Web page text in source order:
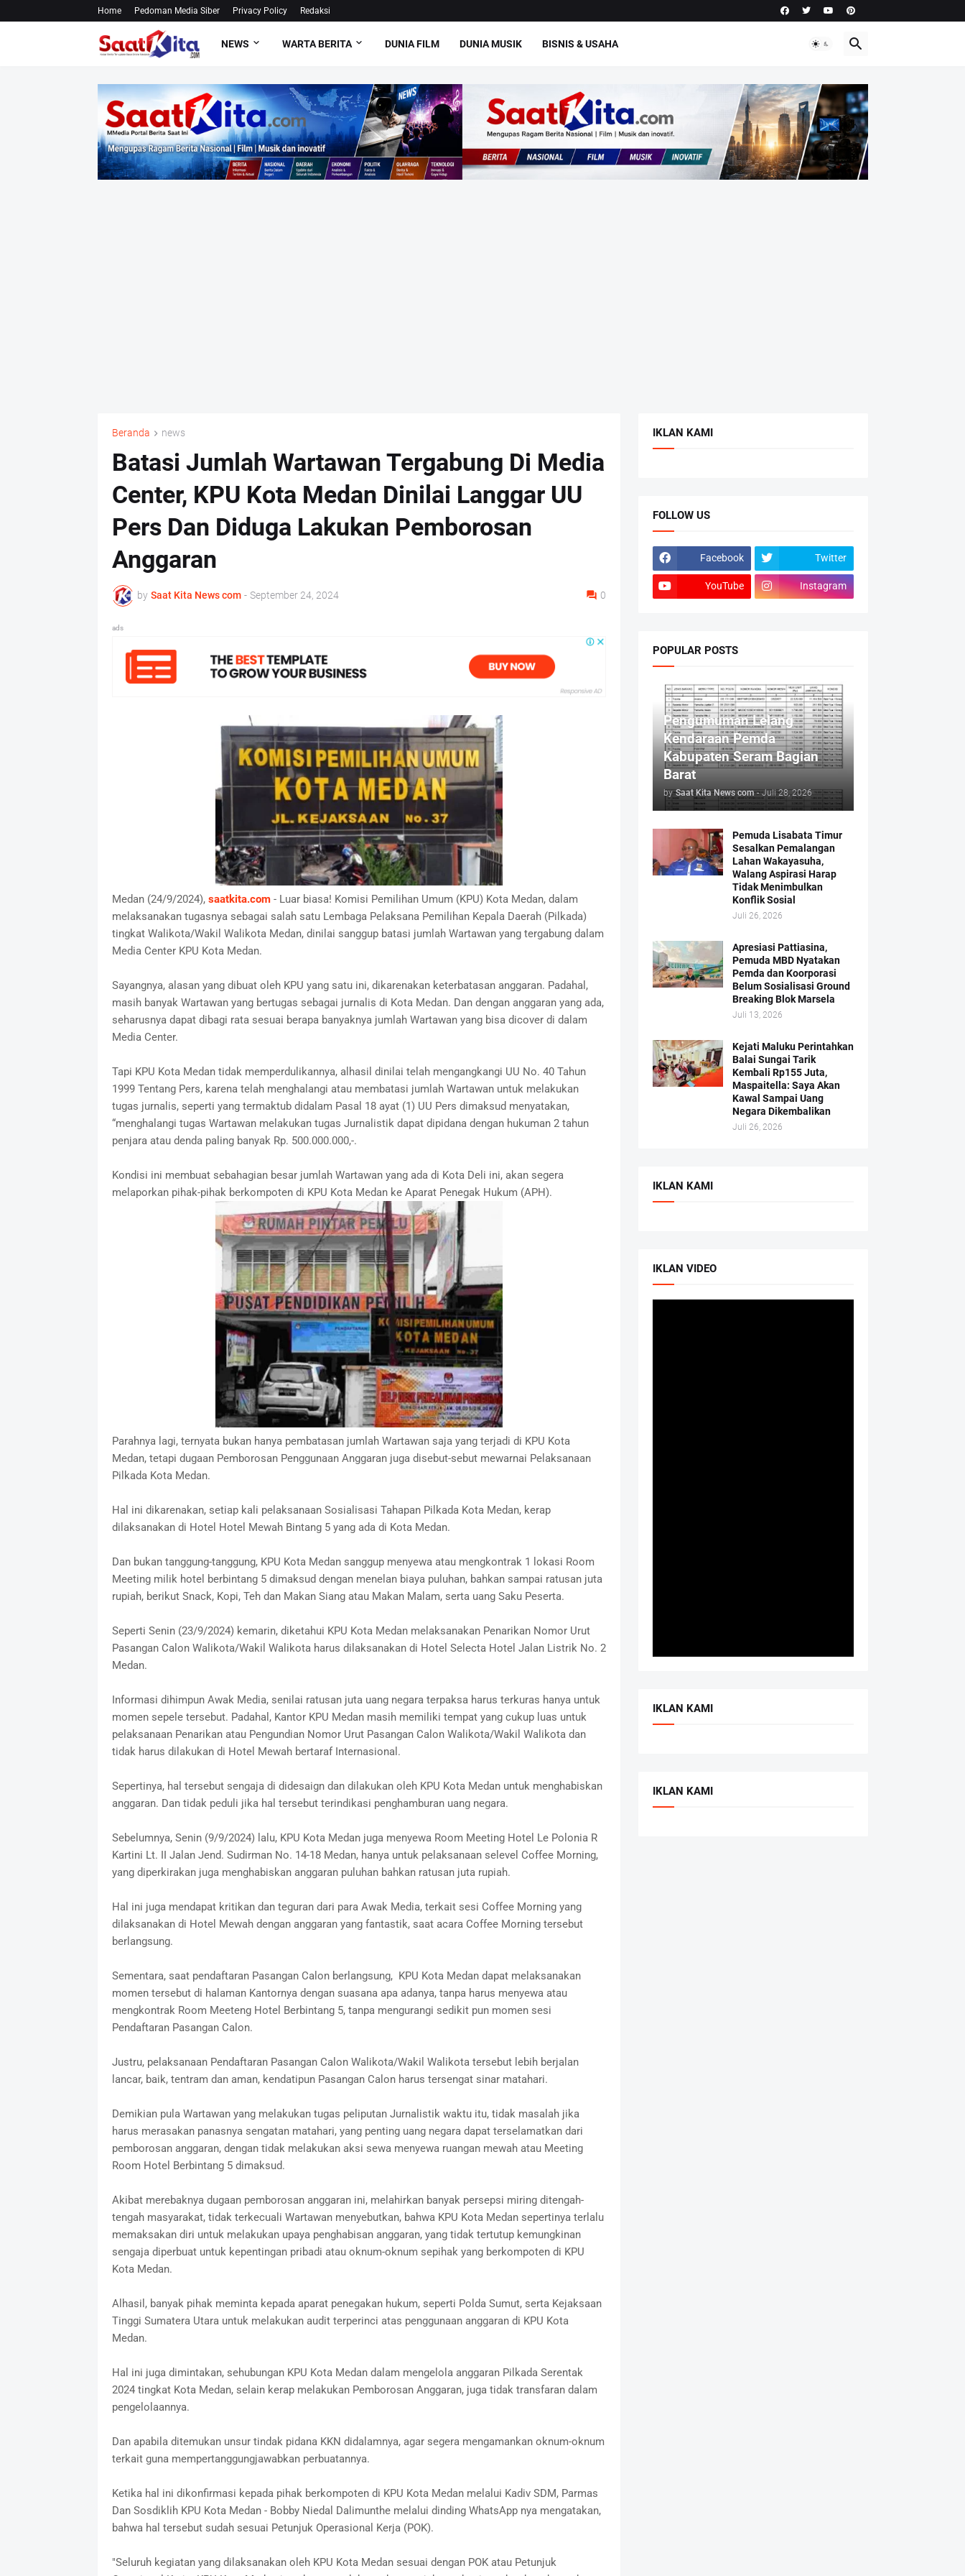
Home Pedoman Media Siber Privacy Policy Redaksi
NEWS WARTA BERITA DUNIA FILM DUNIA MUSIK BISNIS & USAHA
Beranda news
Batasi Jumlah Wartawan Tergabung Di Media
Center, KPU Kota Medan Dinilai Langgar UU
Pers Dan Diduga Lakukan Pemborosan
Anggaran
by Saat Kita News com - September 24, 2024 0
ads
Medan (24/9/2024), saatkita.com- Luar biasa! Komisi Pemilihan Umum (KPU) Kota Medan, dalam
melaksanakan tugasnya sebagai salah satu Lembaga Pelaksana Pemilihan Kepala Daerah (Pilkada)
tingkat Walikota/Wakil Walikota Medan, dinilai sanggup batasi jumlah Wartawan yang tergabung dalam
Media Center KPU Kota Medan.
Sayangnya, alasan yang dibuat oleh KPU yang satu ini, dikarenakan keterbatasan anggaran. Padahal,
masih banyak Wartawan yang bertugas sebagai jurnalis di Kota Medan. Dan dengan anggaran yang ada,
seharusnya dapat dibagi rata sesuai berapa banyaknya jumlah Wartawan yang bisa dicover di dalam
Media Center.
Tapi KPU Kota Medan tidak memperdulikannya, alhasil dinilai telah mengangkangi UU No. 40 Tahun
1999 Tentang Pers, karena telah menghalangi atau membatasi jumlah Wartawan untuk melakukan
tugas jurnalis, seperti yang termaktub didalam Pasal 18 ayat (1) UU Pers dimaksud menyatakan,
“menghalangi tugas Wartawan melakukan tugas Jurnalistik dapat dipidana dengan hukuman 2 tahun
penjara atau denda paling banyak Rp. 500.000.000,-.
Kondisi ini membuat sebahagian besar jumlah Wartawan yang ada di Kota Deli ini, akan segera
melaporkan pihak-pihak berkompoten di KPU Kota Medan ke Aparat Penegak Hukum (APH).
Parahnya lagi, ternyata bukan hanya pembatasan jumlah Wartawan saja yang terjadi di KPU Kota
Medan, tetapi dugaan Pemborosan Penggunaan Anggaran juga disebut-sebut mewarnai Pelaksanaan
Pilkada Kota Medan.
Hal ini dikarenakan, setiap kali pelaksanaan Sosialisasi Tahapan Pilkada Kota Medan, kerap
dilaksanakan di Hotel Hotel Mewah Bintang 5 yang ada di Kota Medan.
Dan bukan tanggung-tanggung, KPU Kota Medan sanggup menyewa atau mengkontrak 1 lokasi Room
Meeting milik hotel berbintang 5 dimaksud dengan menelan biaya puluhan, bahkan sampai ratusan juta
rupiah, berikut Snack, Kopi, Teh dan Makan Siang atau Makan Malam, serta uang Saku Peserta.
Seperti Senin (23/9/2024) kemarin, diketahui KPU Kota Medan melaksanakan Penarikan Nomor Urut
Pasangan Calon Walikota/Wakil Walikota harus dilaksanakan di Hotel Selecta Hotel Jalan Listrik No. 2
Medan.
Informasi dihimpun Awak Media, senilai ratusan juta uang negara terpaksa harus terkuras hanya untuk
momen sepele tersebut. Padahal, Kantor KPU Medan masih memiliki tempat yang cukup luas untuk
pelaksanaan Penarikan atau Pengundian Nomor Urut Pasangan Calon Walikota/Wakil Walikota dan
tidak harus dilakukan di Hotel Mewah bertaraf Internasional.
Sepertinya, hal tersebut sengaja di didesaign dan dilakukan oleh KPU Kota Medan untuk menghabiskan
anggaran. Dan tidak peduli jika hal tersebut terindikasi penghamburan uang negara.
Sebelumnya, Senin (9/9/2024) lalu, KPU Kota Medan juga menyewa Room Meeting Hotel Le Polonia R
Kartini Lt. II Jalan Jend. Sudirman No. 14-18 Medan, hanya untuk pelaksanaan selevel Coffee Morning,
yang diperkirakan juga menghabiskan anggaran puluhan bahkan ratusan juta rupiah.
Hal ini juga mendapat kritikan dan teguran dari para Awak Media, terkait sesi Coffee Morning yang
dilaksanakan di Hotel Mewah dengan anggaran yang fantastik, saat acara Coffee Morning tersebut
berlangsung.
Sementara, saat pendaftaran Pasangan Calon berlangsung, KPU Kota Medan dapat melaksanakan
momen tersebut di halaman Kantornya dengan suasana apa adanya, tanpa harus menyewa atau
mengkontrak Room Meeteng Hotel Berbintang 5, tanpa mengurangi sedikit pun momen sesi
Pendaftaran Pasangan Calon.
Justru, pelaksanaan Pendaftaran Pasangan Calon Walikota/Wakil Walikota tersebut lebih berjalan
lancar, baik, tentram dan aman, kendatipun Pasangan Calon harus tersengat sinar matahari.
Demikian pula Wartawan yang melakukan tugas peliputan Jurnalistik waktu itu, tidak masalah jika
harus merasakan panasnya sengatan matahari, yang penting uang negara dapat terselamatkan dari
pemborosan anggaran, dengan tidak melakukan aksi sewa menyewa ruangan mewah atau Meeting
Room Hotel Berbintang 5 dimaksud.
Akibat merebaknya dugaan pemborosan anggaran ini, melahirkan banyak persepsi miring ditengah-
tengah masyarakat, tidak terkecuali Wartawan menyebutkan, bahwa KPU Kota Medan sepertinya terlalu
memaksakan diri untuk melakukan upaya penghabisan anggaran, yang tidak tertutup kemungkinan
sengaja diperbuat untuk kepentingan pribadi atau oknum-oknum sepihak yang berkompoten di KPU
Kota Medan.
Alhasil, banyak pihak meminta kepada aparat penegakan hukum, seperti Polda Sumut, serta Kejaksaan
Tinggi Sumatera Utara untuk melakukan audit terperinci atas penggunaan anggaran di KPU Kota
Medan.
Hal ini juga dimintakan, sehubungan KPU Kota Medan dalam mengelola anggaran Pilkada Serentak
2024 tingkat Kota Medan, selain kerap melakukan Pemborosan Anggaran, juga tidak transfaran dalam
pengelolaannya.
Dan apabila ditemukan unsur tindak pidana KKN didalamnya, agar segera mengamankan oknum-oknum
terkait guna mempertanggungjawabkan perbuatannya.
Ketika hal ini dikonfirmasi kepada pihak berkompoten di KPU Kota Medan melalui Kadiv SDM, Parmas
Dan Sosdiklih KPU Kota Medan - Bobby Niedal Dalimunthe melalui dinding WhatsApp nya mengatakan,
bahwa hal tersebut sudah sesuai Petunjuk Operasional Kerja (POK).
"Seluruh kegiatan yang dilaksanakan oleh KPU Kota Medan sesuai dengan POK atau Petunjuk
IKLAN KAMI
FOLLOW US
Facebook Twitter
YouTube Instagram
POPULAR POSTS
Pengumuman Lelang
Kendaraan Pemda
Kabupaten Seram Bagian
Barat
by Saat Kita News com - Juli 28, 2026
Pemuda Lisabata Timur
Sesalkan Pemalangan
Lahan Wakayasuha,
Walang Aspirasi Harap
Tidak Menimbulkan
Konflik Sosial
Juli 26, 2026
Apresiasi Pattiasina,
Pemuda MBD Nyatakan
Pemda dan Koorporasi
Belum Sosialisasi Ground
Breaking Blok Marsela
Juli 13, 2026
Kejati Maluku Perintahkan
Balai Sungai Tarik
Kembali Rp155 Juta,
Maspaitella: Saya Akan
Kawal Sampai Uang
Negara Dikembalikan
Juli 26, 2026
IKLAN KAMI
IKLAN VIDEO
IKLAN KAMI
IKLAN KAMI